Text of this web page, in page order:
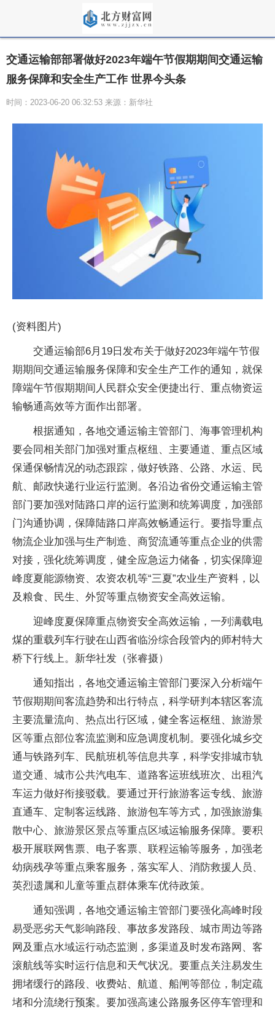
交通运输部部署做好2023年端午节假期期间交通运输
服务保障和安全生产工作 世界今头条
时间：2023-06-20 06:32:53 来源：新华社
(资料图片)
交通运输部6月19日发布关于做好2023年端午节假
期期间交通运输服务保障和安全生产工作的通知，就保
障端午节假期期间人民群众安全便捷出行、重点物资运
输畅通高效等方面作出部署。
根据通知，各地交通运输主管部门、海事管理机构
要会同相关部门加强对重点枢纽、主要通道、重点区域
保通保畅情况的动态跟踪，做好铁路、公路、水运、民
航、邮政快递行业运行监测。各沿边省份交通运输主管
部门要加强对陆路口岸的运行监测和统筹调度，加强部
门沟通协调，保障陆路口岸高效畅通运行。要指导重点
物流企业加强与生产制造、商贸流通等重点企业的供需
对接，强化统筹调度，健全应急运力储备，切实保障迎
峰度夏能源物资、农资农机等“三夏”农业生产资料，以
及粮食、民生、外贸等重点物资安全高效运输。
迎峰度夏保障重点物资安全高效运输，一列满载电
煤的重载列车行驶在山西省临汾综合段管内的师村特大
桥下行线上。新华社发（张睿摄）
通知指出，各地交通运输主管部门要深入分析端午
节假期期间客流趋势和出行特点，科学研判本辖区客流
主要流量流向、热点出行区域，健全客运枢纽、旅游景
区等重点部位客流监测和应急调度机制。要强化城乡交
通与铁路列车、民航班机等信息共享，科学安排城市轨
道交通、城市公共汽电车、道路客运班线班次、出租汽
车运力做好衔接驳载。要通过开行旅游客运专线、旅游
直通车、定制客运线路、旅游包车等方式，加强旅游集
散中心、旅游景区景点等重点区域运输服务保障。要积
极开展联网售票、电子客票、联程运输等服务，加强老
幼病残孕等重点乘客服务，落实军人、消防救援人员、
英烈遗属和儿童等重点群体乘车优待政策。
通知强调，各地交通运输主管部门要强化高峰时段
易受恶劣天气影响路段、事故多发路段、城市周边等路
网及重点水域运行动态监测，多渠道及时发布路网、客
滚航线等实时运行信息和天气状况。要重点关注易发生
拥堵缓行的路段、收费站、航道、船闸等部位，制定疏
堵和分流绕行预案。要加强高速公路服务区停车管理和